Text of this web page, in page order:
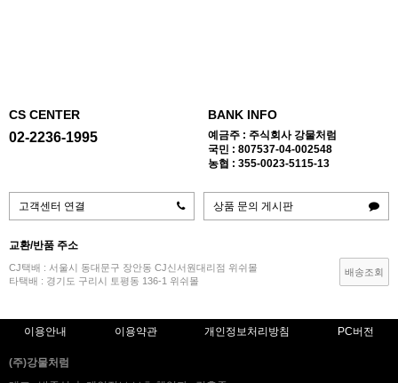
CS CENTER
02-2236-1995
BANK INFO
예금주 : 주식회사 강물처럼
국민 : 807537-04-002548
농협 : 355-0023-5115-13
고객센터 연결 상품 문의 게시판
교환/반품 주소
CJ택배 : 서울시 동대문구 장안동 CJ신서원대리점 위쉬몰
타택배 : 경기도 구리시 토평동 136-1 위쉬몰
배송조회
이용안내 이용약관 개인정보처리방침 PC버전
(주)강물처럼